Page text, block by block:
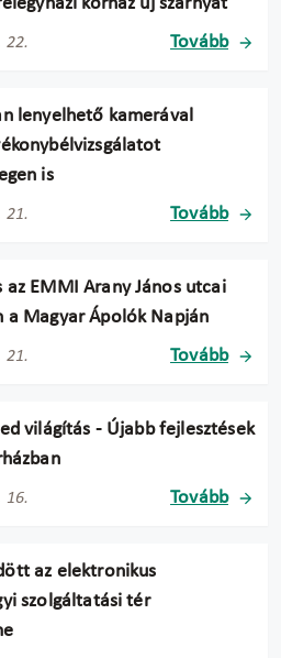
22. Tovább
lenyelhető kamerával
is
21. Tovább
az EMMI Arany János utcai
a Magyar Ápolók Napján
21. Tovább
világítás - Újabb fejlesztések
16. Tovább
az elektronikus
szolgáltatási tér